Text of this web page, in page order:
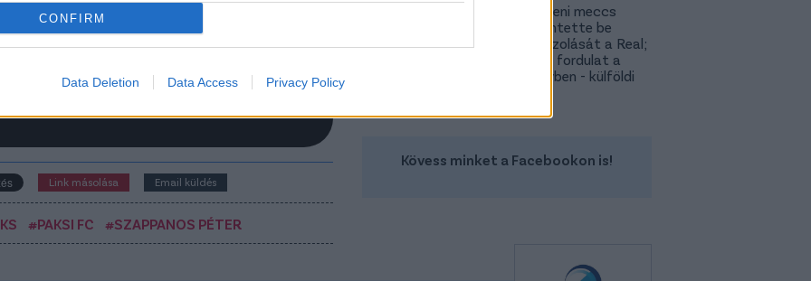
CONFIRM
Data Deletion Data Access Privacy Policy
az elsők között legyen a Google-
Link másolása Email küldés
#PAKSI FC #SZAPPANOS PÉTER
A Fradi elleni meccs
előtt jelentette be
rekordigazolását a Real;
hatalmas fordulat a
Rodri-ügyben - külföldi
Kövess minket a Facebookon is!